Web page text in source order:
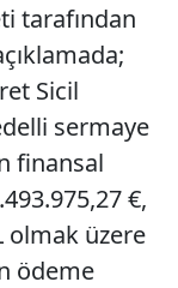
tarafından
Sicil
sermaye
finansal
€,
olmak üzere
ödeme